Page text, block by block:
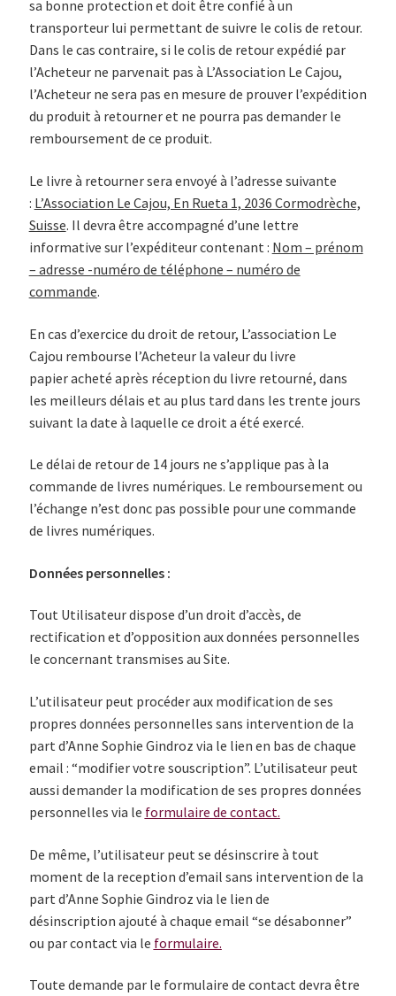
sa bonne protection et doit être confié à un
transporteur lui permettant de suivre le colis de retour.
Dans le cas contraire, si le colis de retour expédié par
l’Acheteur ne parvenait pas à L’Association Le Cajou,
l’Acheteur ne sera pas en mesure de prouver l’expédition
du produit à retourner et ne pourra pas demander le
remboursement de ce produit.
Le livre à retourner sera envoyé à l’adresse suivante
: L’Association Le Cajou, En Rueta 1, 2036 Cormodrèche,
Suisse. Il devra être accompagné d’une lettre
informative sur l’expéditeur contenant : Nom – prénom
– adresse -numéro de téléphone – numéro de
commande.
En cas d’exercice du droit de retour, L’association Le
Cajou rembourse l’Acheteur la valeur du livre
papier acheté après réception du livre retourné, dans
les meilleurs délais et au plus tard dans les trente jours
suivant la date à laquelle ce droit a été exercé.
Le délai de retour de 14 jours ne s’applique pas à la
commande de livres numériques. Le remboursement ou
l’échange n’est donc pas possible pour une commande
de livres numériques.
Données personnelles :
Tout Utilisateur dispose d’un droit d’accès, de
rectification et d’opposition aux données personnelles
le concernant transmises au Site.
L’utilisateur peut procéder aux modification de ses
propres données personnelles sans intervention de la
part d’Anne Sophie Gindroz via le lien en bas de chaque
email : “modifier votre souscription”. L’utilisateur peut
aussi demander la modification de ses propres données
personnelles via le formulaire de contact.
De même, l’utilisateur peut se désinscrire à tout
moment de la reception d’email sans intervention de la
part d’Anne Sophie Gindroz via le lien de
désinscription ajouté à chaque email “se désabonner”
ou par contact via le formulaire.
Toute demande par le formulaire de contact devra être